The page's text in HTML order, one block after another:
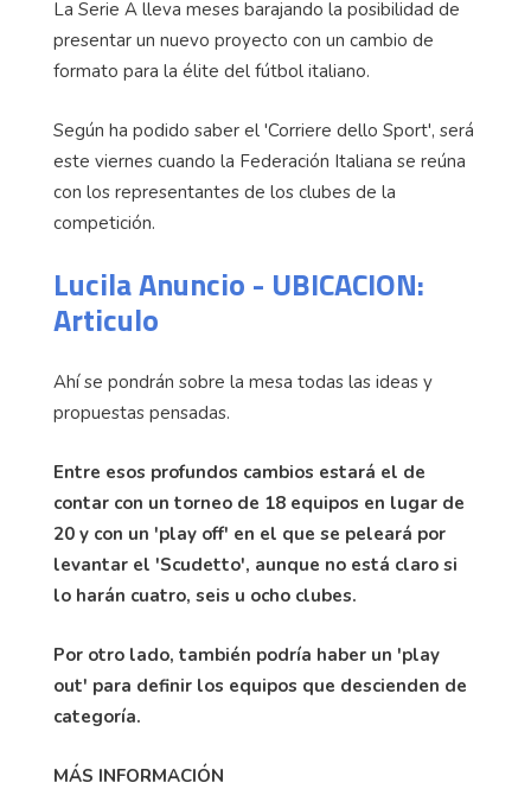
La Serie A lleva meses barajando la posibilidad de
presentar un nuevo proyecto con un cambio de
formato para la élite del fútbol italiano.
Según ha podido saber el 'Corriere dello Sport', será
este viernes cuando la Federación Italiana se reúna
con los representantes de los clubes de la
competición.
Lucila Anuncio - UBICACION:
Articulo
Ahí se pondrán sobre la mesa todas las ideas y
propuestas pensadas.
Entre esos profundos cambios estará el de
contar con un torneo de 18 equipos en lugar de
20 y con un 'play off' en el que se peleará por
levantar el 'Scudetto', aunque no está claro si
lo harán cuatro, seis u ocho clubes.
Por otro lado, también podría haber un 'play
out' para definir los equipos que descienden de
categoría.
MÁS INFORMACIÓN